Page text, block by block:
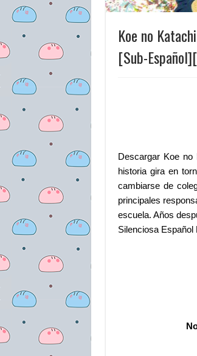
Koe no
[Sub-
Descargar Koe no
historia gira en
cambiarse de
principales
escuela. Años
Silenciosa Español